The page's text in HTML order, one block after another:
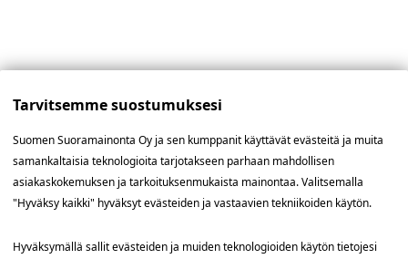
Yhteystiedot
Tarvitsemme suostumuksesi
Suomen Suoramainonta Oy ja sen kumppanit käyttävät evästeitä ja muita
samankaltaisia teknologioita tarjotakseen parhaan mahdollisen
asiakaskokemuksen ja tarkoituksenmukaista mainontaa. Valitsemalla
"Hyväksy kaikki" hyväksyt evästeiden ja vastaavien tekniikoiden käytön.
Hyväksymällä sallit evästeiden ja muiden teknologioiden käytön tietojesi